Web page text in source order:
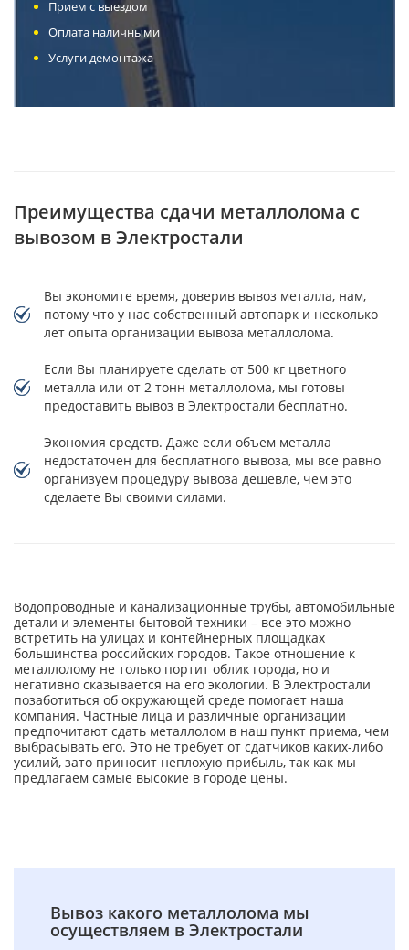
Прием с выездом
Оплата наличными
Услуги демонтажа
Преимущества сдачи металлолома с
вывозом в Электростали
Вы экономите время, доверив вывоз металла, нам,
потому что у нас собственный автопарк и несколько
лет опыта организации вывоза металлолома.
Если Вы планируете сделать от 500 кг цветного
металла или от 2 тонн металлолома, мы готовы
предоставить вывоз в Электростали бесплатно.
Экономия средств. Даже если объем металла
недостаточен для бесплатного вывоза, мы все равно
организуем процедуру вывоза дешевле, чем это
сделаете Вы своими силами.
Водопроводные и канализационные трубы, автомобильные
детали и элементы бытовой техники – все это можно
встретить на улицах и контейнерных площадках
большинства российских городов. Такое отношение к
металлолому не только портит облик города, но и
негативно сказывается на его экологии. В Электростали
позаботиться об окружающей среде помогает наша
компания. Частные лица и различные организации
предпочитают сдать металлолом в наш пункт приема, чем
выбрасывать его. Это не требует от сдатчиков каких-либо
усилий, зато приносит неплохую прибыль, так как мы
предлагаем самые высокие в городе цены.
Вывоз какого металлолома мы
осуществляем в Электростали